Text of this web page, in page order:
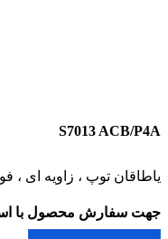
S7013 ACB/P4A
یاطاقان توپ ، زاویه ای ،
جهت سفارش محصول با